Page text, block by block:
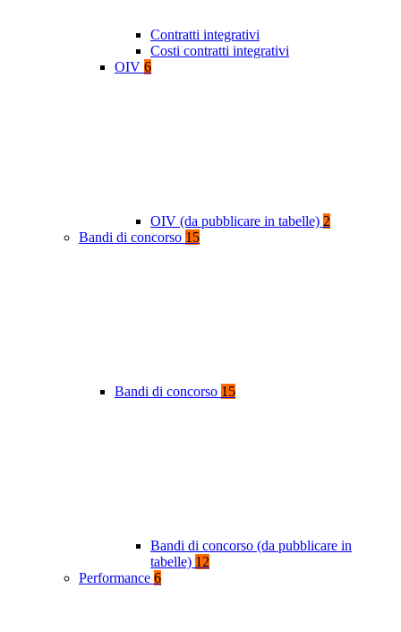
Contratti integrativi
Costi contratti integrativi
OIV 6
OIV (da pubblicare in tabelle) 2
Bandi di concorso 15
Bandi di concorso 15
Bandi di concorso (da pubblicare in
tabelle) 12
Performance 6